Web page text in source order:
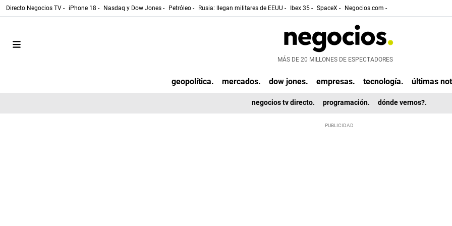
Directo Negocios TV - iPhone 18 - Nasdaq y Dow Jones - Petróleo - Rusia: llegan militares de EEUU - Ibex 35 - SpaceX - Negocios.com -
MÁS DE 20 MILLONES DE ESPECTADORES
geopolítica. mercados. dow jones. empresas. tecnología. últimas
negocios tv directo. programación. dónde vernos?.